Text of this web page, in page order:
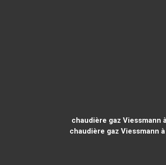
chaudière gaz Viessmann
chaudière gaz Viessmann à